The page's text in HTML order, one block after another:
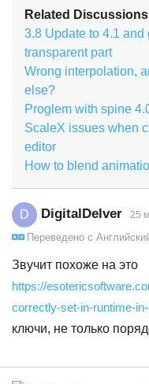
Related Discussions
3.8 Update to 4.1
transparent part
Wrong interpolation,
else?
Proglem with spine
ScaleX issues when
editor
How to blend
D DigitalDelver 25
Переведено с
Звучит похоже на это
https://
correctly-set-in-runtime-
ключи, не только